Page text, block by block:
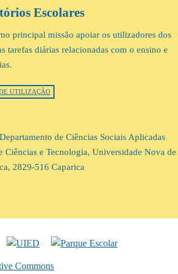
Escolares
principal missão apoiar os utilizadores dos
tarefas diárias relacionadas com o ensino e
UTILIZAÇÃO
de Ciências Sociais Aplicadas
Ciências e Tecnologia, Universidade Nova de
2829-516 Caparica